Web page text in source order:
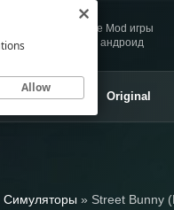
Скачивай любимые Mod игры
и приложения для андроид
Приложения Original
Симуляторы » Street Bunny
Allow